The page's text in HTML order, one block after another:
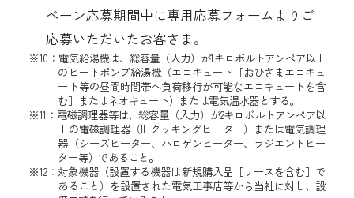
ペーン応募期間中に専用応募フォームよりご
応募いただいたお客さま。
※10：電気給湯機は、総容量（入力）が1キロボルトアンペア以上
のヒートポンプ給湯機（エコキュート［おひさまエコキュ
ート等の昼間時間帯へ負荷移行が可能なエコキュートを含
む］またはネオキュート）または電気温水器とする。
※11：電磁調理器等は、総容量（入力）が2キロボルトアンペア以
上の電磁調理器（IHクッキングヒーター）または電気調理
器（シーズヒーター、ハロゲンヒーター、ラジエントヒー
ター等）であること。
※12：対象機器（設置する機器は新規購入品［リースを含む］で
あること）を設置された電気工事店等から当社に対し、設